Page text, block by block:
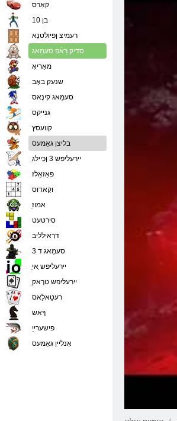
קאַרס
בן 10
רעמיצ ןפיולטנַא
סדיק רַאֿפ סעמַאג
מאַריאָ
שנעק באָב
סעמַאג קינָאס
גנייקס
קוועסץ
בליצן גאַמעס
ַיירעליּפש 3 ןכַיילג
פּאַזאַלז
וקָאדוס
ַאמוז
סירטעט
דרַאילליב
סעמַאג ד 3
ַיירעליּפש ָאי
ַיירעליּפש טרָאק
רעטַאלַאס
ךָאש
פישערייַ
אָנליין גאַמעס